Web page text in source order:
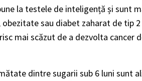
la testele de inteligență și sunt
sau diabet zaharat de tip
mai scăzut de a dezvolta cancer
dintre sugarii sub 6 luni sunt